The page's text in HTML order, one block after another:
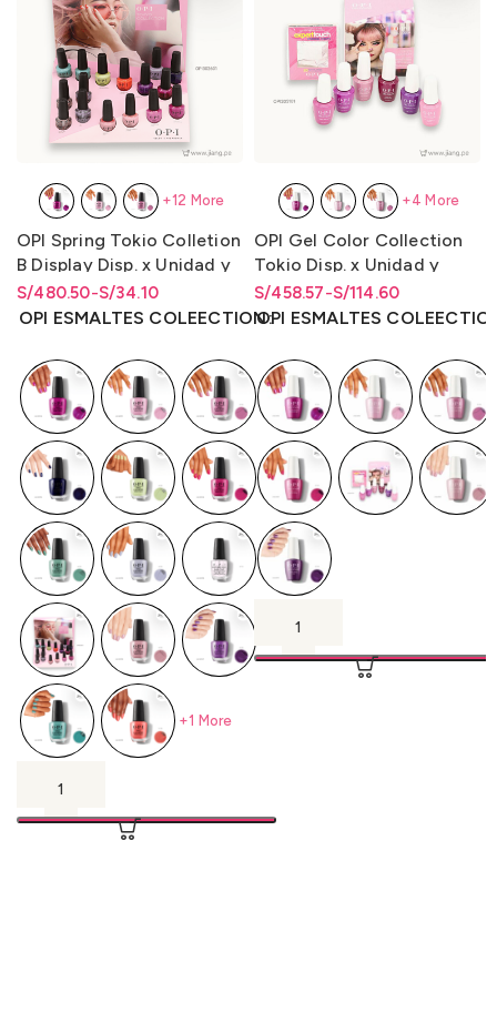
OPI Spring Tokio Colletion
B Display Disp. x Unidad y
Disp. x 16 Unidades Lqr
(Nl/Bcoat/Tcoat) 15ml.
S/34.10
-
S/480.50
Rango de precios: desde
S/34.10 hasta S/480.50
Rango de precios: desde
S/34.10hastaS/ 480.50
OPI ESMALTES COLEECTION
+1 More
+12 More
OPI Gel Color Collection
Tokio Disp. x Unidad y
Disp. x 6 Unidades 15ml.
S/114.60
-
S/458.57
Rango de precios: desde
S/114.60 hasta S/458.57
Rango de precios: desde
S/114.60hastaS/458.57
OPI ESMALTES
+4 More